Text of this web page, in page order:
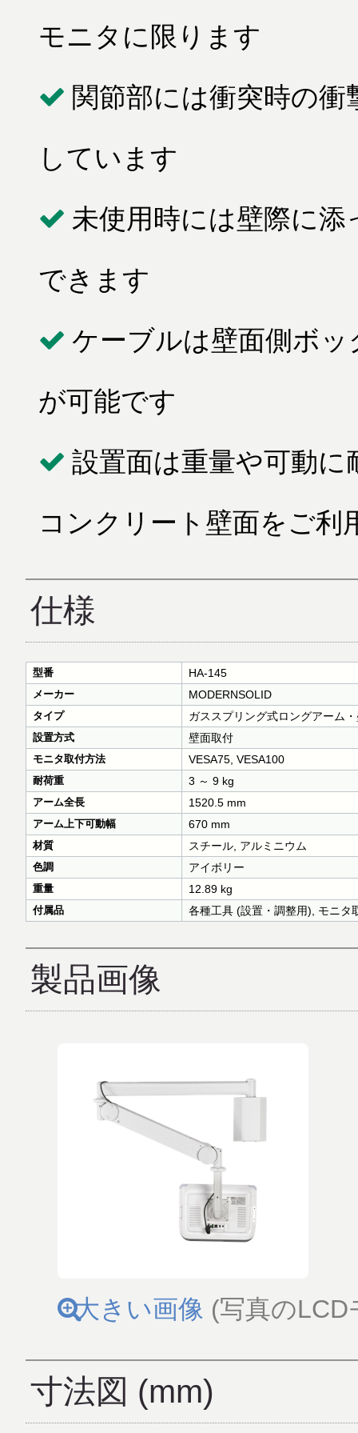
モニタに限ります
関節部には衝突時の
しています
未使用時には壁際に
できます
ケーブルは壁面側ボ
が可能です
設置面は重量や可動
コンクリート壁面をご利
仕様
型番 HA-145
メーカー MODERNSOLID
タイプ ガススプリング式ロングアーム
設置方式 壁面取付
モニタ取付方法 VESA75, VESA100
耐荷重 3 ～ 9 kg
アーム全長 1520.5 mm
アーム上下可動幅 670 mm
材質 スチール, アルミニウム
色調 アイボリー
重量 12.89 kg
付属品 各種工具 (設置・調整用), モニタ
製品画像
大きい画像 (写真の
寸法図 (mm)